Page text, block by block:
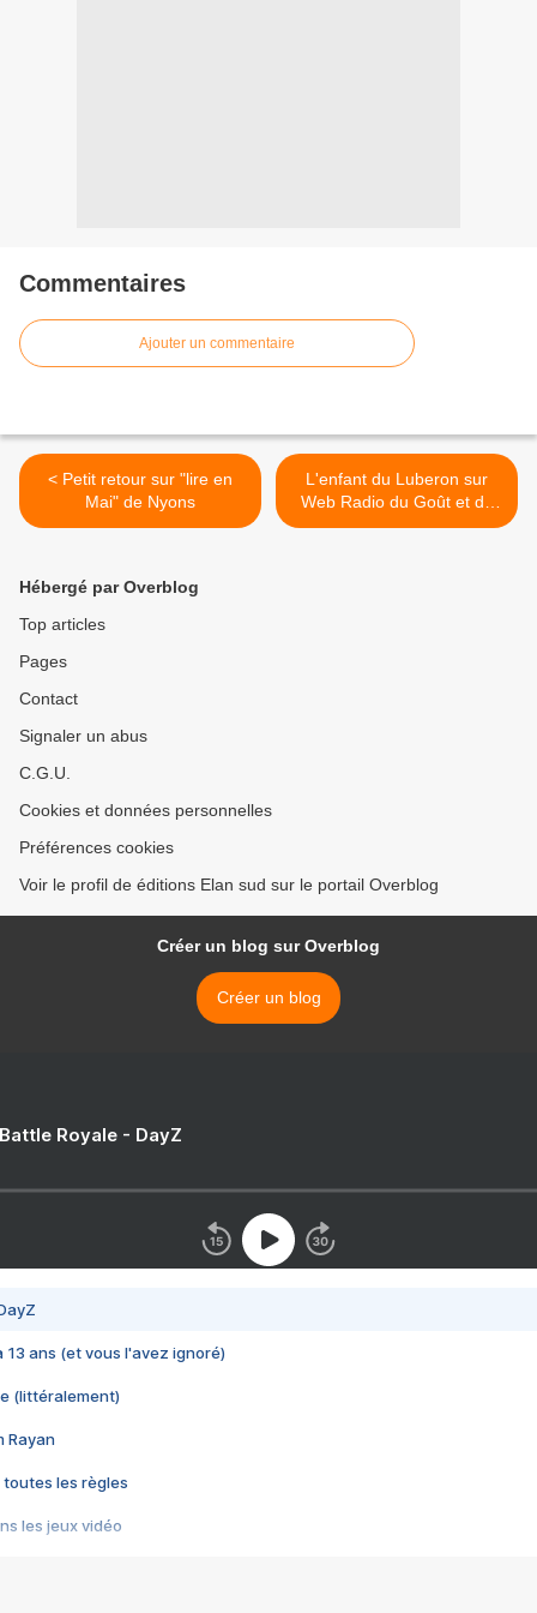
Commentaires
Ajouter un commentaire
< Petit retour sur "lire en
Mai" de Nyons
L'enfant du Luberon sur
Web Radio du Goût et du
Livre. >
Hébergé par Overblog
Top articles
Pages
Contact
Signaler un abus
C.G.U.
Cookies et données personnelles
Préférences cookies
Voir le profil de éditions Elan sud sur le portail Overblog
Créer un blog sur Overblog
Créer un blog
Royale - DayZ
13 ans (et vous l'avez ignoré)
(littéralement)
Rayan
toutes les règles
les jeux vidéo